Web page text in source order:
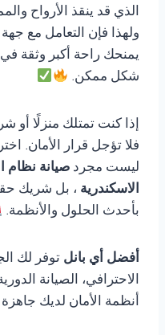
الذي قد ينقذ الأرواح
ولهذا فإن التعامل مع
يمنحك راحة أكبر وثقة
شكل ممكن.
إذا كنت تمتلك منزلًا أو
فلا تؤجل قرار الأمان.
ليست مجرد
الاسكندرية ، بل شريك
بأحدث الحلول والأنظمة.
أفضل أي بانل توفر لك
الاحترافي، الصيانة
أنظمة الأمان لديك